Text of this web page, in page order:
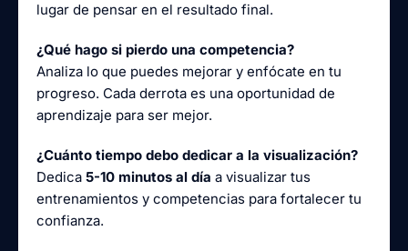
lugar de pensar en el resultado final.
¿Qué hago si pierdo una competencia?
Analiza lo que puedes mejorar y enfócate en tu
progreso. Cada derrota es una oportunidad de
aprendizaje para ser mejor.
¿Cuánto tiempo debo dedicar a la visualización?
Dedica 5-10 minutos al día a visualizar tus
entrenamientos y competencias para fortalecer tu
confianza.